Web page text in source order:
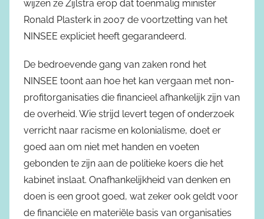
wijzen ze Zijlstra erop dat toenmalig minister
Ronald Plasterk in 2007 de voortzetting van het
NINSEE expliciet heeft gegarandeerd.
De bedroevende gang van zaken rond het
NINSEE toont aan hoe het kan vergaan met non-
profitorganisaties die financieel afhankelijk zijn van
de overheid. Wie strijd levert tegen of onderzoek
verricht naar racisme en kolonialisme, doet er
goed aan om niet met handen en voeten
gebonden te zijn aan de politieke koers die het
kabinet inslaat. Onafhankelijkheid van denken en
doen is een groot goed, wat zeker ook geldt voor
de financiële en materiële basis van organisaties